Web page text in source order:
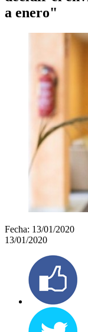
a enero"
Fecha: 13/01/2020
13/01/2020